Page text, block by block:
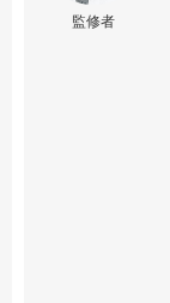
監修者